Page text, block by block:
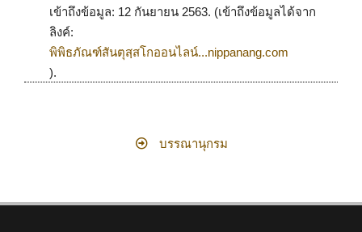
เข้าถึงข้อมูล: 12 กันยายน 2563. (เข้าถึงข้อมูลได้จาก
ลิงค์:
พิพิธภัณฑ์สันตุสฺสโกออนไลน์...nippanang.com
).
บรรณานุกรม